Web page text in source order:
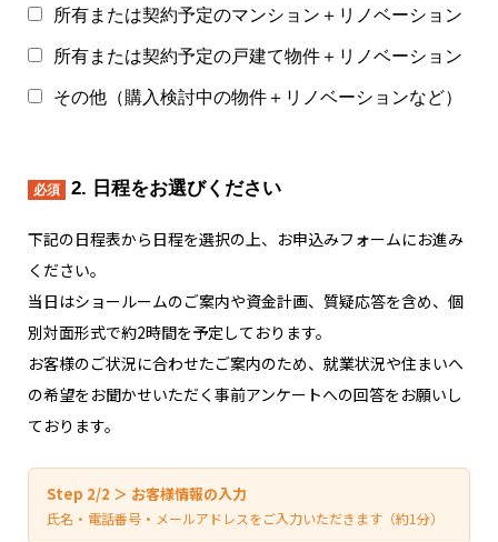
所有または契約予定のマンション＋リノベーション
所有または契約予定の戸建て物件＋リノベーション
その他（購入検討中の物件＋リノベーションなど）
必須 2. 日程をお選びください
下記の日程表から日程を選択の上、お申込みフォームにお進み
ください。
当日はショールームのご案内や資金計画、質疑応答を含め、個
別対面形式で約2時間を予定しております。
お客様のご状況に合わせたご案内のため、就業状況や住まいへ
の希望をお聞かせいただく事前アンケートへの回答をお願いし
ております。
Step 2/2 ＞ お客様情報の入力
氏名・電話番号・メールアドレスをご入力いただきます（約1分）